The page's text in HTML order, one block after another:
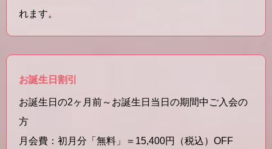
れます。
お誕生日割引
お誕生日の2ヶ月前～お誕生日当日の期間中ご入会の
方
月会費：初月分「無料」＝15,400円（税込）OFF